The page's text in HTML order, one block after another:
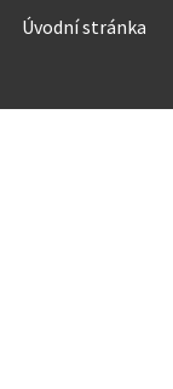
Skip
Úvodní stránka